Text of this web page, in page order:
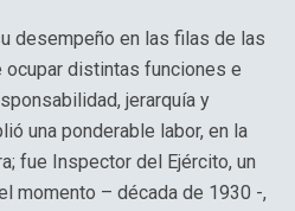
desempeño en las filas de las
ocupar distintas funciones e
jerarquía y
una ponderable labor, en la
fue Inspector del Ejército, un
momento – década de 1930 -,